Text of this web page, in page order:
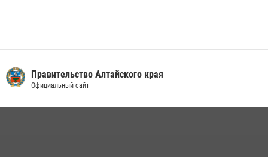
Правительство Алтайского края
Официальный сайт